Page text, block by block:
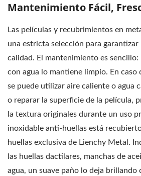
Mantenimiento Fácil,
Las películas y recubrimientos en
una estricta selección para garantizar
calidad. El mantenimiento es
con agua lo mantiene limpio. En caso
se puede utilizar aire caliente o agua
o reparar la superficie de la película,
la textura originales durante un uso
inoxidable anti-huellas está
huellas exclusiva de Lienchy Metal.
las huellas dactilares, manchas de
agua, un suave paño lo deja brillando